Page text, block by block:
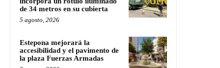
de 34 metros en su cubierta
5 agosto, 2026
Estepona mejorará la
accesibilidad y el pavimento de
la plaza Fuerzas Armadas